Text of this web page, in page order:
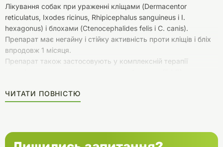
Лікування собак при ураженні кліщами (Dermacentor
reticulatus, Ixodes ricinus, Rhipicephalus sanguineus і I.
hexagonus) і блохами (Ctenocephalides felis і C. canis).
Препарат має негайну і стійку активність проти кліщів і бліх
впродовж 1 місяця.
Препарат також застосовують у комплексній терапії
Нематоди травного каналу
Лікування нематодозів травного каналу: анкілостоми
дорослі форми Toxocara canis, дорослі форми Toxascaris
ЧИТАТИ ПОВНІСТЮ